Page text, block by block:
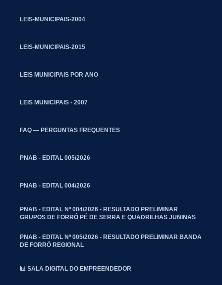
LEIS-MUNICIPAIS-2004
LEIS-MUNICIPAIS-2015
LEIS MUNICIPAIS POR ANO
LEIS MUNICIPAIS - 2007
FAQ — PERGUNTAS FREQUENTES
PNAB - EDITAL 005/2026
PNAB - EDITAL 004/2026
PNAB - EDITAL Nº 004/2026 - RESULTADO PRELIMINAR
GRUPOS DE FORRÓ PÉ DE SERRA E QUADRILHAS JUNINAS
PNAB - EDITAL Nº 005/2026 - RESULTADO PRELIMINAR BANDA
DE FORRÓ REGIONAL
📊 SALA DIGITAL DO EMPREENDEDOR